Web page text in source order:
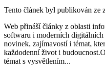
Tento článek byl publikován ze
Web přináší články z oblasti
softwaru i moderních
novinek, zajímavostí i témat,
každodenní život i
témat s vysvětlením...